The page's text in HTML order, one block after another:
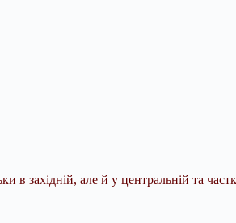
західній, але й у центральній та